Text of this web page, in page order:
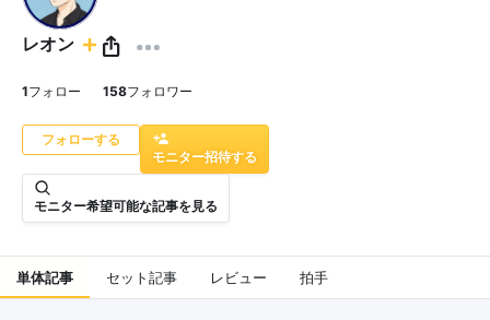
レオン
1フォロー 158フォロワー
モニター招待する
モニター希望可能な記事を見る
単体記事 セット記事 レビュー 拍手